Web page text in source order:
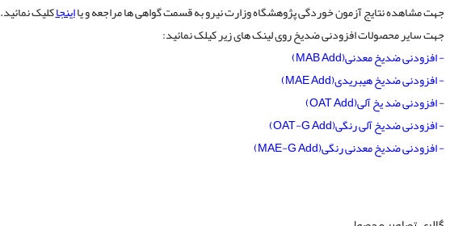
جهت مشاهده نتایج آزمون خوردگی پژوهشگاه وزارت نیرو به قسمت گواهی ها مراجعه و یااینجاکلیک نمائید.
جهت سایر محصولات افزودنی ضدیخ روی لینک های زیر کیلک نمائید:
- افزودنی ضدیخ معدنی(MAB Add)
- افزودنی ضدیخ هیبریدی(MAE Add)
-افزودنی ضد یخ آلی(OAT Add)
- افزودنی ضدیخ آلی رنگی(OAT-G Add)
- افزودنی ضدیخ معدنی رنگی(MAE-G Add)